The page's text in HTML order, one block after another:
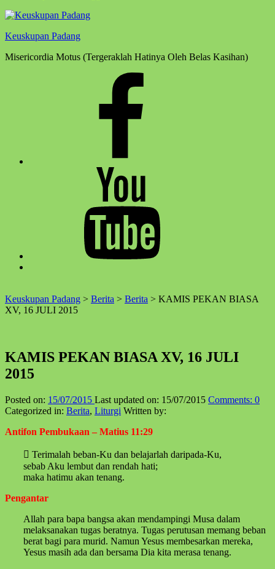
Keuskupan Padang
Misericordia Motus (Tergeraklah Hatinya Oleh Belas Kasihan)
↑
Keuskupan Padang > Berita > Berita > KAMIS PEKAN BIASA
XV, 16 JULI 2015
KAMIS PEKAN BIASA XV, 16 JULI
2015
Posted on: 15/07/2015 Last updated on: 15/07/2015 Comments: 0
Categorized in: Berita, Liturgi Written by:
Antifon Pembukaan – Matius 11:29
 Terimalah beban-Ku dan belajarlah daripada-Ku,
sebab Aku lembut dan rendah hati;
maka hatimu akan tenang.
Pengantar
Allah para bapa bangsa akan mendampingi Musa dalam
melaksanakan tugas beratnya. Tugas perutusan memang beban
berat bagi para murid. Namun Yesus membesarkan mereka,
Yesus masih ada dan bersama Dia kita merasa tenang.